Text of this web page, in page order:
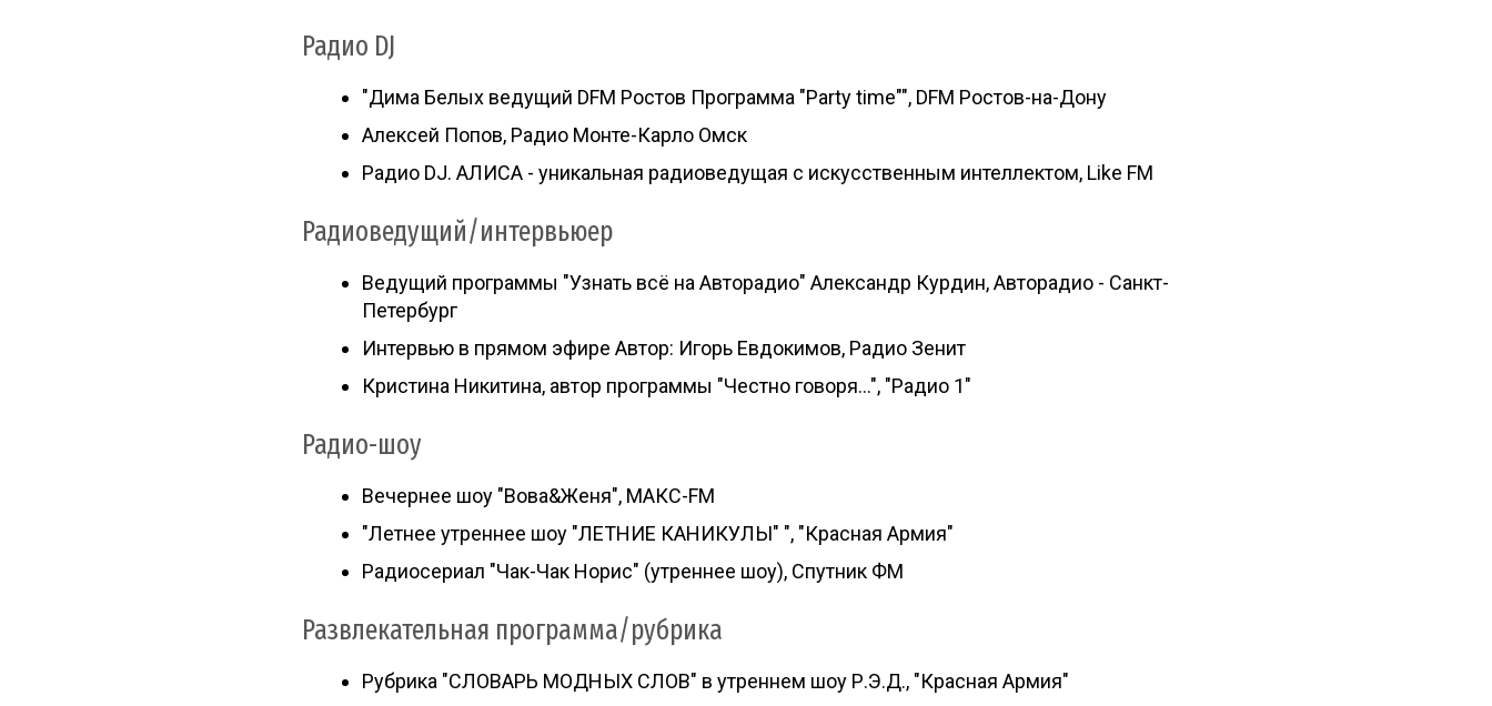
Радио DJ
"Дима Белых ведущий DFM Ростов Программа "Party time"", DFM Ростов-на-Дону
Алексей Попов, Радио Монте-Карло Омск
Радио DJ. АЛИСА - уникальная радиоведущая с искусственным интеллектом, Like FM
Радиоведущий/интервьюер
Ведущий программы "Узнать всё на Авторадио" Александр Курдин, Авторадио - Санкт-
Петербург
Интервью в прямом эфире Автор: Игорь Евдокимов, Радио Зенит
Кристина Никитина, автор программы "Честно говоря…", "Радио 1"
Радио-шоу
Вечернее шоу "Вова&Женя", МАКС-FM
"Летнее утреннее шоу "ЛЕТНИЕ КАНИКУЛЫ" ", "Красная Армия"
Радиосериал "Чак-Чак Норис" (утреннее шоу), Спутник ФМ
Развлекательная программа/рубрика
Рубрика "СЛОВАРЬ МОДНЫХ СЛОВ" в утреннем шоу Р.Э.Д., "Красная Армия"